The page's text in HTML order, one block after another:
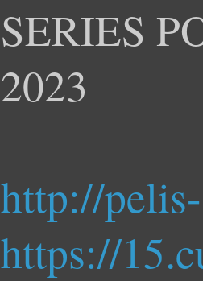
SERIES
2023
http://
https://